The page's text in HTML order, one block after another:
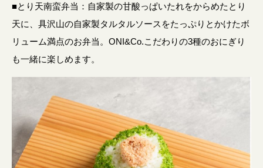
■とり天南蛮弁当：自家製の甘酸っぱいたれをからめたとり
天に、具沢山の自家製タルタルソースをたっぷりとかけたボ
リューム満点のお弁当。ONI&Co.こだわりの3種のおにぎり
も一緒に楽しめます。